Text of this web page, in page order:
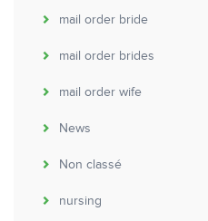
mail order bride
mail order brides
mail order wife
News
Non classé
nursing